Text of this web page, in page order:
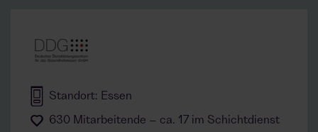
Standort: Essen
630 Mitarbeitende – ca. 17 im Schichtdienst